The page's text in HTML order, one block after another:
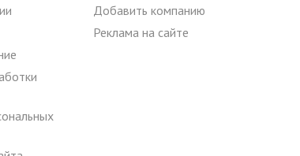
Добавить компанию
Реклама на сайте